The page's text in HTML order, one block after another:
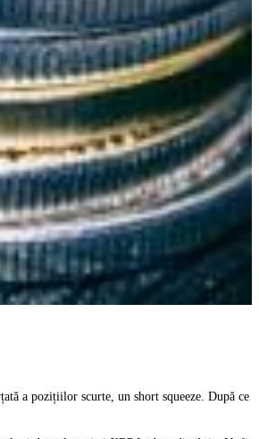
a pozițiilor scurte, un short squeeze. După ce